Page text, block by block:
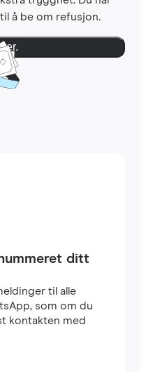
å be om refusjon.
ditt
til alle
som om du
kontakten med